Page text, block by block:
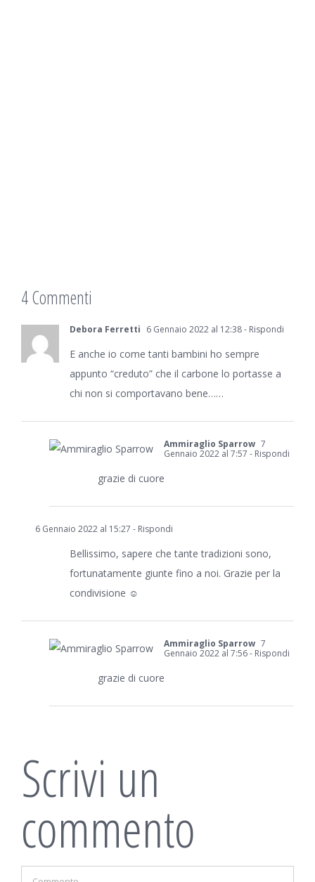
4 Commenti
Debora Ferretti 6 Gennaio 2022 al 12:38- Rispondi
E anche io come tanti bambini ho sempre
appunto “creduto” che il carbone lo portasse a
chi non si comportavano bene……
Ammiraglio Sparrow 7
Gennaio 2022 al 7:57 - Rispondi
grazie di cuore
6 Gennaio 2022 al 15:27 - Rispondi
Bellissimo, sapere che tante tradizioni sono,
fortunatamente giunte fino a noi. Grazie per la
condivisione ☺️
Ammiraglio Sparrow 7
Gennaio 2022 al 7:56- Rispondi
grazie di cuore
Scrivi un
commento